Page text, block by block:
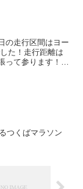
の走行区間はヨー
た！走行距離は
って参ります！
つくばマラソン